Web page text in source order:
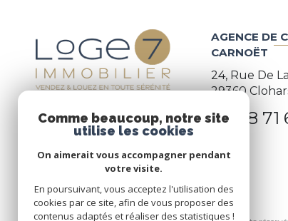
AGENCE DE
CARNOËT
24, Rue De
29360
02 98 71
Comme beaucoup, notre site
utilise les cookies
On aimerait vous accompagner pendant
votre visite.
En poursuivant, vous acceptez l'utilisation des
cookies par ce site, afin de vous proposer des
contenus adaptés et réaliser des statistiques !